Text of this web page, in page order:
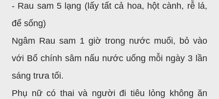
- Rau sam 5 lạng (lấy tất cả hoa, hột cành, rễ lá,
để sống)
Ngâm Rau sam 1 giờ trong nước muối, bỏ vào
với Bố chính sâm nấu nước uống mỗi ngày 3 lần
sáng trưa tối.
Phụ nữ có thai và người đi tiêu lỏng không ăn